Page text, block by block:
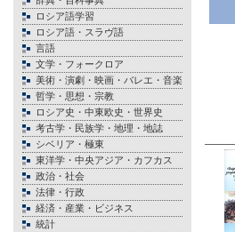
ロシア語学習
ロシア語・スラヴ語
言語
文学・フォークロア
美術・演劇・映画・バレエ・音楽
哲学・思想・宗教
ロシア史・中東欧史・世界史
考古学・民族学・地理・地誌
シベリア・極東
東洋学・中央アジア・カフカス
政治・社会
法律・行政
経済・産業・ビジネス
統計